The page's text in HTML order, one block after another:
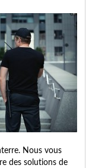
Nous vous
des solutions de